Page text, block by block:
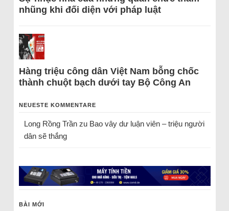
nhũng khi đối diện với pháp luật
Hàng triệu công dân Việt Nam bỗng chốc
thành chuột bạch dưới tay Bộ Công An
NEUESTE KOMMENTARE
Long Rồng Trầnzu Bao vây dư luận viên – triệu người
dân sẽ thắng
BÀI MỚI